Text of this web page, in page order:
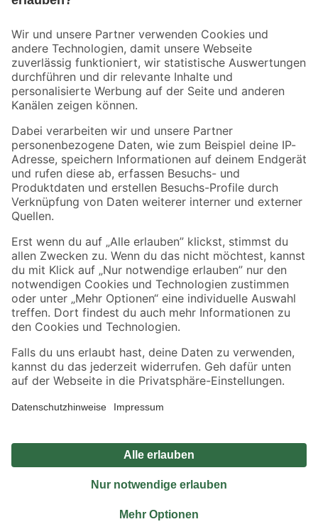
Der toom Newsletter: Keine Angebote und Aktionen mehr verpassen!
Zur Newsletter Anmeldung
Folge uns
Zahlungsarten Versandarten
Sicher einkaufen
Jetzt die toom-App herunterladen
Alle Preisangaben in EUR inkl. gesetzl. MwSt.. Die dargestellten Angebote sind unter
Umständen nicht in allen Märkten verfügbar. Die angegebenen Verfügbarkeiten beziehen
Produkte nur solange der Vorrat reicht.
*Paketversand ab 59 € versandkostenfrei, gilt nicht für Artikel mit Speditionsversand, hier
Privatsphäre Impressum
Nutzungsbedingungen
Widerrufsrecht
Vertrag widerrufen
© 2026 toom Baumarkt GmbH